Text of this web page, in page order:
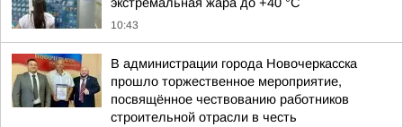
10:43
В администрации города Новочеркасска
прошло торжественное мероприятие,
посвящённое чествованию работников
строительной отрасли в честь